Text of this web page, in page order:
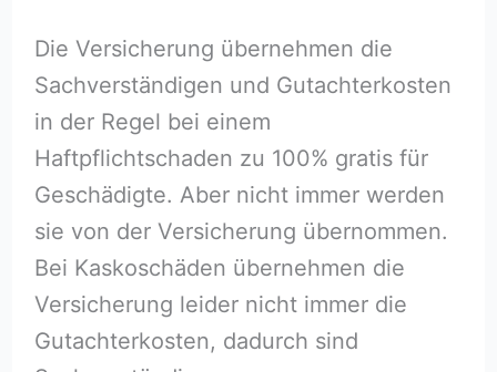
Die Versicherung übernehmen die
Sachverständigen und Gutachterkosten
in der Regel bei einem
Haftpflichtschaden zu 100% gratis für
Geschädigte. Aber nicht immer werden
sie von der Versicherung übernommen.
Bei Kaskoschäden übernehmen die
Versicherung leider nicht immer die
Gutachterkosten, dadurch sind